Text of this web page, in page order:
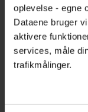
oplevelse - egne
Dataene bruger
aktivere
services, måle
trafikmålinger.
Gratis
Hent gratis